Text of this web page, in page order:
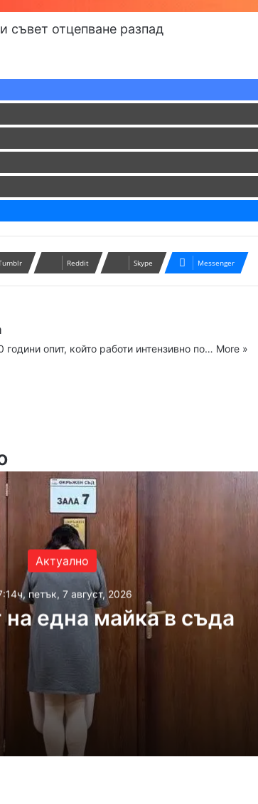
съвет отцепване разпад
Reddit Skype Messenger
опит, който работи интензивно по… More »
Актуално
петък, 7 август, 2026
една майка в съда
в съда